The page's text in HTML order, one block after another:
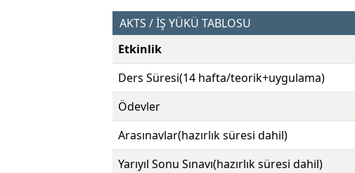
AKTS / İŞ YÜKÜ TABLOSU
Etkinlik
Ders Süresi(14 hafta/teorik+uygulama)
Ödevler
Arasınavlar(hazırlık süresi dahil)
Yarıyıl Sonu Sınavı(hazırlık süresi dahil)